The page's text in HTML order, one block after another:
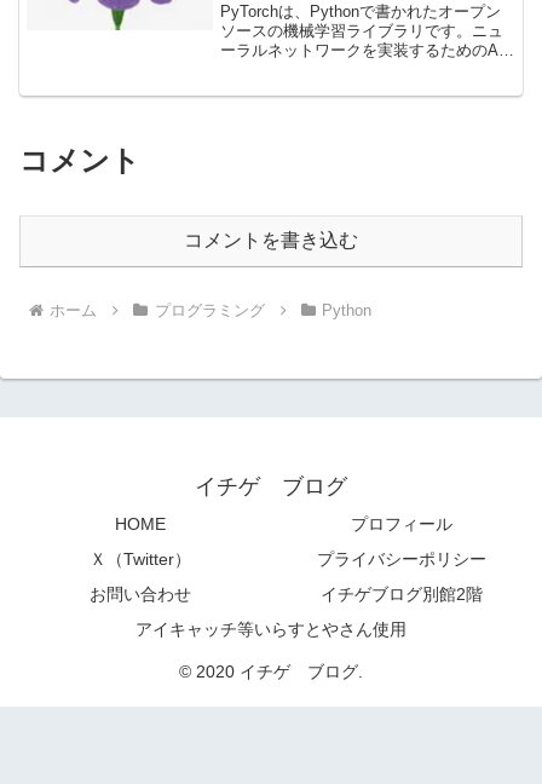
PyTorchは、Pythonで書かれたオープン
ソースの機械学習ライブラリです。ニュ
ーラルネットワークを実装するためのAPI
コメント
コメントを書き込む
ホーム プログラミング Python
イチゲ ブログ
HOME
プロフィール
Ｘ（Twitter）
プライバシーポリシー
お問い合わせ
イチゲブログ別館2階
アイキャッチ等いらすとやさん使用
© 2020 イチゲ ブログ.